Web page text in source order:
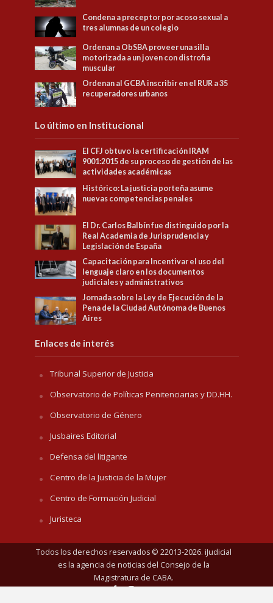
Condena a preceptor por acoso sexual a
tres alumnas de un colegio
Ordenan a ObSBA proveer una silla
motorizada a un joven con distrofia
muscular
Ordenan al GCBA inscribir en el RUR a 35
recuperadores urbanos
Lo último en Institucional
El CFJ obtuvo la certificación IRAM
9001:2015 de su proceso de gestión de las
actividades académicas
Histórico: La justicia porteña asume
nuevas competencias penales
El Dr. Carlos Balbín fue distinguido por la
Real Academia de Jurisprudencia y
Legislación de España
Capacitación para Incentivar el uso del
lenguaje claro en los documentos
judiciales y administrativos
Jornada sobre la Ley de Ejecución de la
Pena de la Ciudad Autónoma de Buenos
Aires
Enlaces de interés
Tribunal Superior de Justicia
Observatorio de Políticas Penitenciarias y DD.HH.
Observatorio de Género
Jusbaires Editorial
Defensa del litigante
Centro de la Justicia de la Mujer
Centro de Formación Judicial
Juristeca
Todos los derechos reservados © 22013-2026. iJudicial
es la agencia de noticias del Consejo de la
Magistratura de CABA.